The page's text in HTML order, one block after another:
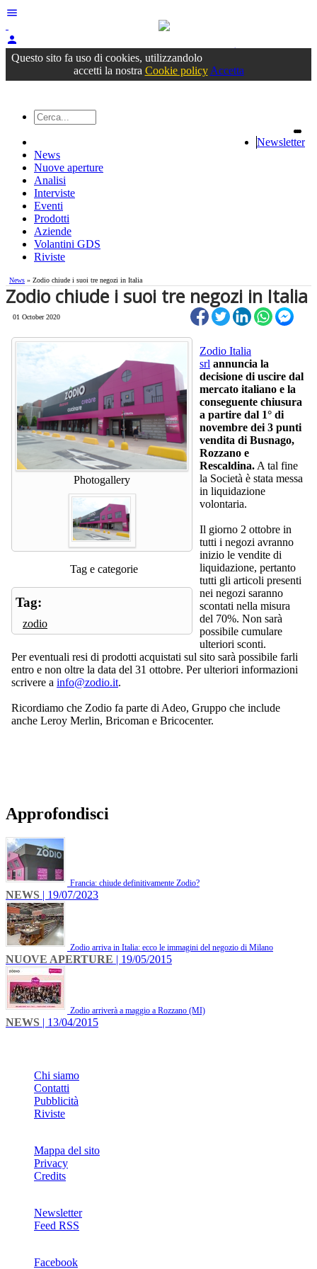
menu
person
Accedioppure registrati
Questo sito fa uso di cookies, utilizzandolo
accetti la nostra Cookie policy Accetta
Newsletter
News
Nuove aperture
Analisi
Interviste
Eventi
Prodotti
Aziende
Volantini GDS
Riviste
News » Zodio chiude i suoi tre negozi in Italia
Zodio chiude i suoi tre negozi in Italia
01 October 2020
Photogallery
Tag e categorie
Tag:
zodio
Zodio Italia
srl annuncia la
decisione di uscire dal
mercato italiano e la
conseguente chiusura
a partire dal 1° di
novembre dei 3 punti
vendita di Busnago,
Rozzano e
Rescaldina. A tal fine
la Società è stata messa
in liquidazione
volontaria.
Il giorno 2 ottobre in
tutti i negozi avranno
inizio le vendite di
liquidazione, pertanto
tutti gli articoli presenti
nei negozi saranno
scontati nella misura
del 70%. Non sarà
possibile cumulare
ulteriori sconti.
Per eventuali resi di prodotti acquistati sul sito sarà possibile farli
entro e non oltre la data del 31 ottobre. Per ulteriori informazioni
scrivere a info@zodio.it.
Ricordiamo che Zodio fa parte di Adeo, Gruppo che include
anche Leroy Merlin, Bricoman e Bricocenter.
Approfondisci
Francia: chiude definitivamente Zodio?
NEWS | 19/07/2023
Zodio arriva in Italia: ecco le immagini del negozio di Milano
NUOVE APERTURE | 19/05/2015
Zodio arriverà a maggio a Rozzano (MI)
NEWS | 13/04/2015
Chi siamo
Contatti
Pubblicità
Riviste
Mappa del sito
Privacy
Credits
Newsletter
Feed RSS
Facebook